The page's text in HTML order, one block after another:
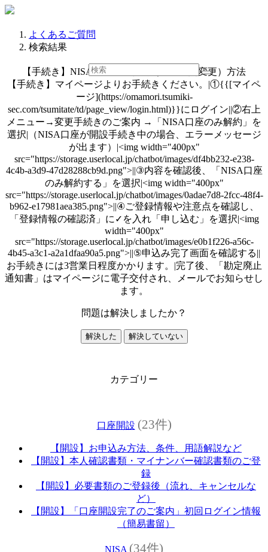
よくあるご質問
検索結果
【手続き】NISA口座のみ解約（金融機関変更）方法
【手続き】マイページよりお手続きください。|①{{[マイペ
ージ](https://omamori.tsumiki-
sec.com/tsumitate/td/page_view/login.html)}}にログイン||②右上
メニュー→変更手続きのご案内 →「NISA口座のみ解約」を
選択|（NISA口座が開設手続き中の場合、エラーメッセージ
が出ます）|<img width="400px"
src="https://storage.userlocal.jp/chatbot/images/df4bb232-e238-
4c4b-a3d9-47d28288cb9d.png">||③内容を確認後、「NISA口座
のみ解約する」を選択|<img width="400px"
src="https://storage.userlocal.jp/chatbot/images/0adae7d8-2fcc-48f4-
b962-e17981aea385.png">||④ご登録情報や注意点を確認し、
「登録情報の確認済」に✓を入れ「申し込む」を選択|<img
width="400px"
src="https://storage.userlocal.jp/chatbot/images/e0b1f226-a56c-
4b45-a3c1-a2a1dfaa90a5.png">||⑤申込み完了画面を確認する||
お手続きには3営業日程度かかります。|完了後、「勘定廃止
通知書」はマイページに電子交付され、メールでお知らせし
ます。
問題は解決しましたか？
解決した 解決していない
カテゴリー
口座開設 (23件)
【開設】お申込み方法、条件、用語解説など
【開設】本人確認書類・マイナンバー確認書類のご登
録
【開設】必要書類のご登録後（流れ、キャンセルな
ど）
【開設】「口座開設完了のご案内」初回ログイン情報
（簡易書留）
NISA (34件)